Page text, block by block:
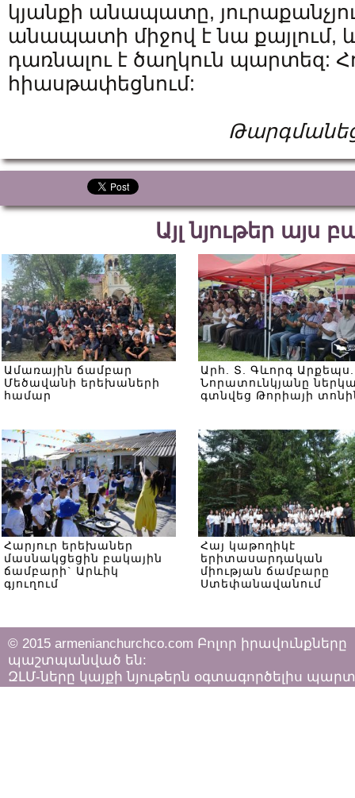
կյանքի անապատը,
անապատի միջով է նա
դառնալու է ծաղկուն պարտեզ:
հիասթափեցնում:
Այլ նյութեր այս
Ամառային ճամբար
Մեծավանի երեխաների
համար
Արհ. Տ. Գևորգ Արքեպս.
Նորատունկյանը
գտնվեց Թորիայի
Հարյուր երեխաներ
մասնակցեցին բակային
ճամբարի` Արևիկ
գյուղում
Հայ կաթողիկէ
երիտասարդական
միության ճամբարը
Ստեփանավանում
© 2015 armenianchurchco.com Բոլոր իրավունքները
պաշտպանված են:
ԶԼՄ-ները կայքի նյութերն օգտագործելիս